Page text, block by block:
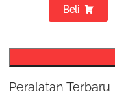
Beli
Peralatan Terbaru